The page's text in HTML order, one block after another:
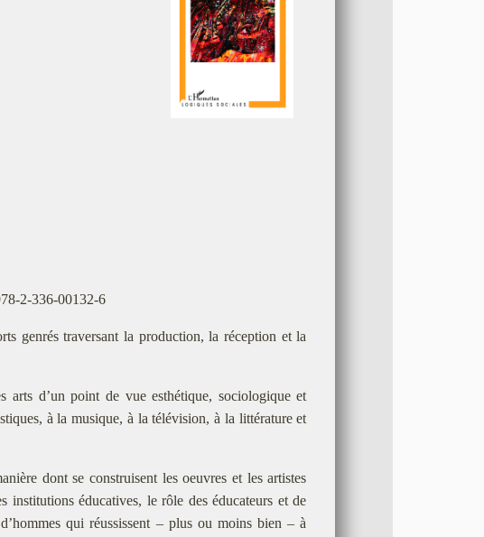
2-336-00132-6
genrés traversant la production, la réception et la
d’un point de vue esthétique, sociologique et
à la musique, à la télévision, à la littérature et
dont se construisent les oeuvres et les artistes
institutions éducatives, le rôle des éducateurs et de
qui réussissent – plus ou moins bien – à